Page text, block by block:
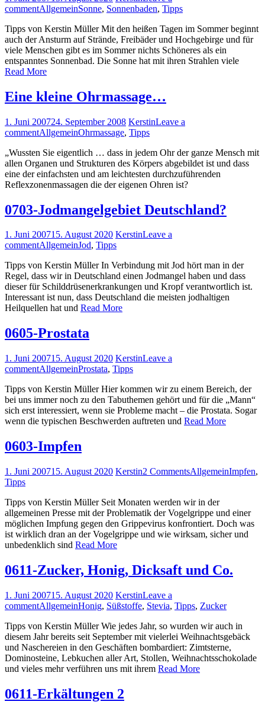
commentAllgemeinSonne, Sonnenbaden, Tipps
Tipps von Kerstin Müller Mit den heißen Tagen im Sommer beginnt
auch der Ansturm auf Strände, Freibäder und Hoch­gebirge und für
viele Menschen gibt es im Sommer nichts Schöneres als ein
entspanntes Sonnenbad. Die Sonne hat mit ihren Strahlen viele
Read More
Eine kleine Ohrmassage…
1. Juni 200724. September 2008 KerstinLeave a
commentAllgemeinOhrmassage, Tipps
„Wussten Sie eigentlich … dass in jedem Ohr der ganze Mensch mit
allen Organen und Strukturen des Kör­pers abge­bildet ist und dass
eine der einfachsten und am leichtesten durchzufüh­renden
Reflexzonen­massagen die der eigenen Ohren ist?
0703-Jodmangelgebiet Deutschland?
1. Juni 200715. August 2020 KerstinLeave a
commentAllgemeinJod, Tipps
Tipps von Kerstin Müller In Verbindung mit Jod hört man in der
Regel, dass wir in Deutschland einen Jodmangel haben und dass
dieser für Schilddrüsenerkrankungen und Kropf verantwortlich ist.
Interessant ist nun, dass Deutschland die meisten jodhaltigen
Heilquellen hat und Read More
0605-Prostata
1. Juni 200715. August 2020 KerstinLeave a
commentAllgemeinProstata, Tipps
Tipps von Kerstin Müller Hier kommen wir zu einem Bereich, der
bei uns immer noch zu den Tabuthemen gehört und für die „Mann“
sich erst interessiert, wenn sie Probleme macht – die Prostata. Sogar
wenn die typischen Beschwerden auftreten und Read More
0603-Impfen
1. Juni 200715. August 2020 Kerstin2 CommentsAllgemeinImpfen,
Tipps
Tipps von Kerstin Müller Seit Monaten werden wir in der
allgemeinen Presse mit der Problematik der Vogelgrippe und einer
möglichen Impfung gegen den Grippevirus konfrontiert. Doch was
ist wirklich dran an der Vogelgrippe und wie wirksam, sicher und
unbedenklich sind Read More
0611-Zucker, Honig, Dicksaft und Co.
1. Juni 200715. August 2020 KerstinLeave a
commentAllgemeinHonig, Süßstoffe, Stevia, Tipps, Zucker
Tipps von Kerstin Müller Wie jedes Jahr, so wurden wir auch in
diesem Jahr bereits seit September mit vielerlei Weihnachtsgebäck
und Naschereien in den Geschäften bombardiert: Zimtsterne,
Dominosteine, Lebkuchen aller Art, Stollen, Weihnachtsschokolade
und vieles mehr verführen uns mit ihrem Read More
0611-Erkältungen 2